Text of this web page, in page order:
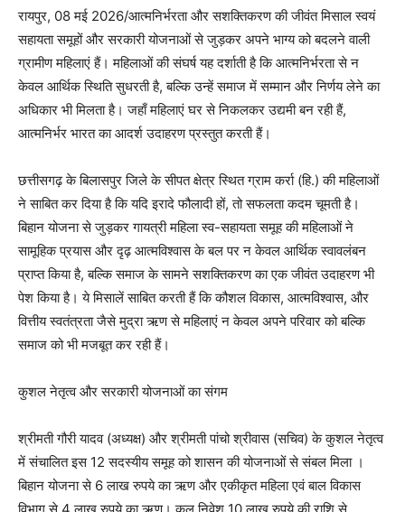
रायपुर, 08 मई 2026/आत्मनिर्भरता और सशक्तिकरण की जीवंत मिसाल स्वयं
सहायता समूहों और सरकारी योजनाओं से जुड़कर अपने भाग्य को बदलने वाली
ग्रामीण महिलाएं हैं। महिलाओं की संघर्ष यह दर्शाती है कि आत्मनिर्भरता से न
केवल आर्थिक स्थिति सुधरती है, बल्कि उन्हें समाज में सम्मान और निर्णय लेने का
अधिकार भी मिलता है। जहाँ महिलाएं घर से निकलकर उद्यमी बन रही हैं,
आत्मनिर्भर भारत का आदर्श उदाहरण प्रस्तुत करती हैं।
छत्तीसगढ़ के बिलासपुर जिले के सीपत क्षेत्र स्थित ग्राम कर्रा (हि.) की महिलाओं
ने साबित कर दिया है कि यदि इरादे फौलादी हों, तो सफलता कदम चूमती है।
बिहान योजना से जुड़कर गायत्री महिला स्व-सहायता समूह की महिलाओं ने
सामूहिक प्रयास और दृढ़ आत्मविश्वास के बल पर न केवल आर्थिक स्वावलंबन
प्राप्त किया है, बल्कि समाज के सामने सशक्तिकरण का एक जीवंत उदाहरण भी
पेश किया है। ये मिसालें साबित करती हैं कि कौशल विकास, आत्मविश्वास, और
वित्तीय स्वतंत्रता जैसे मुद्रा ऋण से महिलाएं न केवल अपने परिवार को बल्कि
समाज को भी मजबूत कर रही हैं।
कुशल नेतृत्व और सरकारी योजनाओं का संगम
श्रीमती गौरी यादव (अध्यक्ष) और श्रीमती पांचो श्रीवास (सचिव) के कुशल नेतृत्व
में संचालित इस 12 सदस्यीय समूह को शासन की योजनाओं से संबल मिला ।
बिहान योजना से 6 लाख रुपये का ऋण और एकीकृत महिला एवं बाल विकास